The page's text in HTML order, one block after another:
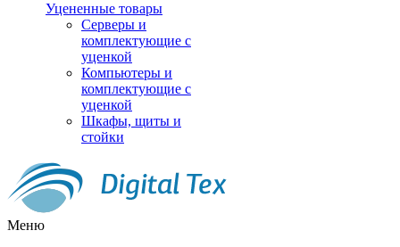
Уцененные товары
Серверы и
комплектующие с
уценкой
Компьютеры и
комплектующие с
уценкой
Шкафы, щиты и
стойки
Меню